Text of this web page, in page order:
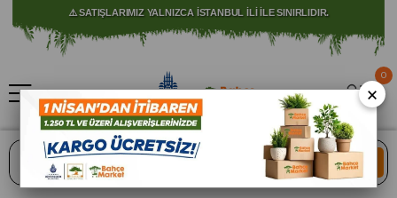
⚠️ SATIŞLARIMIZ YALNIZCA İSTANBUL İLİ İLE SINIRLIDIR.
ARA
0
×